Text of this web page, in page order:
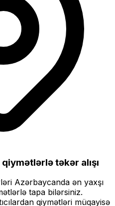
qiymətlərlətəkər alışı
Azərbaycanda ən yaxşı
tapa bilərsiniz.
qiymətləri müqayisə